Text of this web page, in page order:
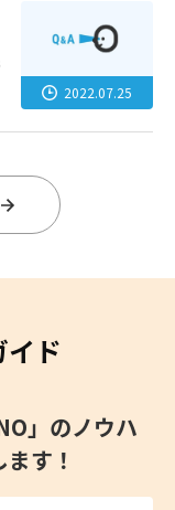
2022.07.25
ド
」のノウハ
す！